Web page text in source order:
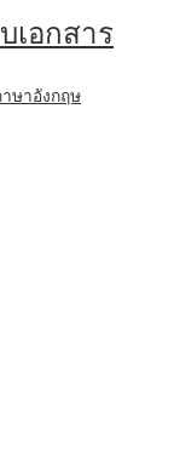
เอกสาร
ษาอังกฤษ